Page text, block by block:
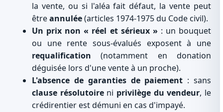
la vente, ou si l'aléa fait défaut, la vente peut
êtreannulée(articles 1974-1975 du Code civil).
Un prix non « réel et sérieux » : un bouquet
ou une rente sous-évalués exposent à une
requalification (notamment en donation
déguisée lors d'une vente à un proche).
L'absence de garanties de paiement : sans
clause résolutoireni privilège du vendeur, le
crédirentier est démuni en cas d'impayé.